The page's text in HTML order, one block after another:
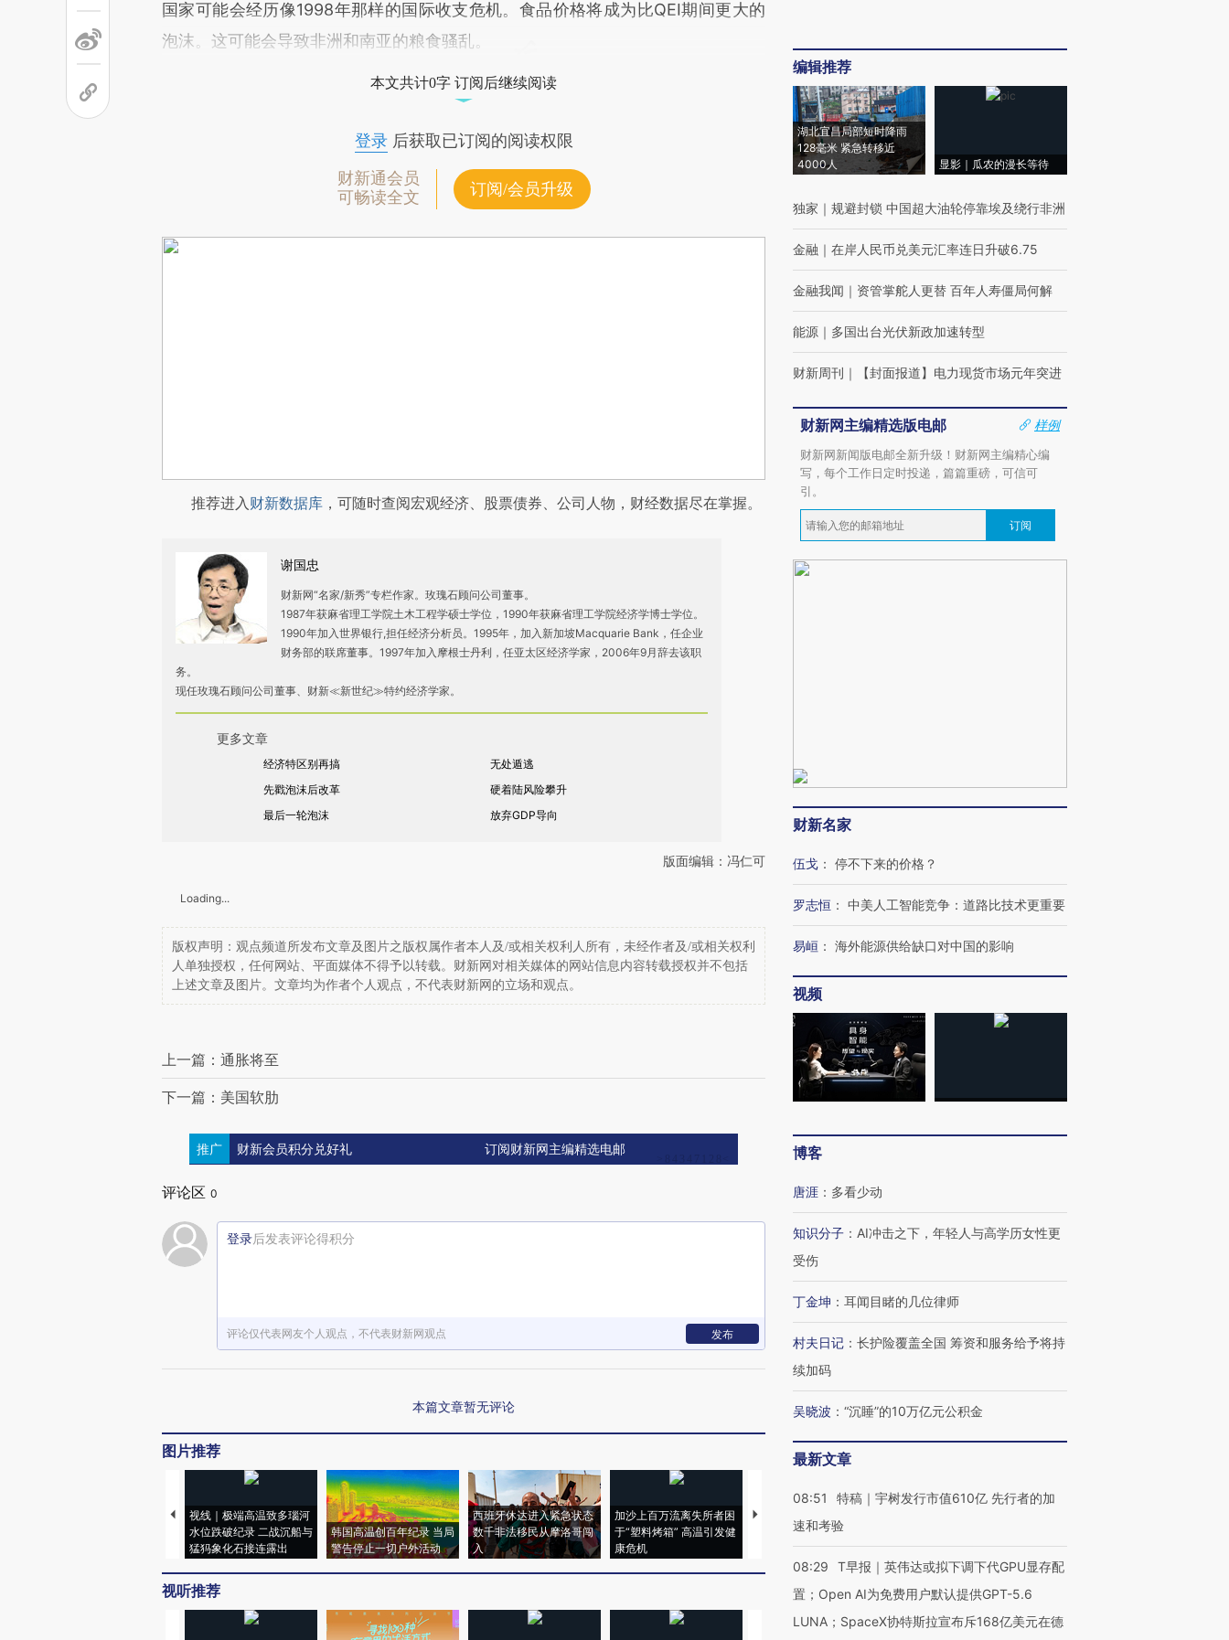
国家可能会经历像1998年那样的国际收支危机。食品价格将成为比QEI期间更大的
泡沫。这可能会导致非洲和南亚的粮食骚乱。
本文共计0字 订阅后继续阅读
登录后获取已订阅的阅读权限
财新通会员
可畅读全文
订阅/会员升级
推荐进入财新数据库 ，可随时查阅宏观经济、股票债券、公司人物，财经数据尽在掌握。
谢国忠
财新网“名家/新秀”专栏作家。玫瑰石顾问公司董事。
1987年获麻省理工学院土木工程学硕士学位，1990年获麻省理工学院经济学博士学位。
1990年加入世界银行,担任经济分析员。1995年，加入新加坡Macquarie Bank，任企业
财务部的联席董事。1997年加入摩根士丹利，任亚太区经济学家，2006年9月辞去该职
务。
现任玫瑰石顾问公司董事、财新≪新世纪≫特约经济学家。
更多文章
经济特区别再搞
无处遁逃
先戳泡沫后改革
硬着陆风险攀升
最后一轮泡沫
放弃GDP导向
版面编辑：冯仁可
Loading...
版权声明：观点频道所发布文章及图片之版权属作者本人及/或相关权利人所有，未经作者及/或相关权利
人单独授权，任何网站、平面媒体不得予以转载。财新网对相关媒体的网站信息内容转载授权并不包括
上述文章及图片。文章均为作者个人观点，不代表财新网的立场和观点。
上一篇：通胀将至
下一篇：美国软肋
推广 财新会员积分兑好礼 订阅财新网主编精选电邮
评论区 0
登录后发表评论得积分
评论仅代表网友个人观点，不代表财新网观点 发布
本篇文章暂无评论
图片推荐
视线｜极端高温致多瑙河
水位跌破纪录 二战沉船与
猛犸象化石接连露出
韩国高温创百年纪录 当局
警告停止一切户外活动
西班牙休达进入紧急状态
数千非法移民从摩洛哥闯
入
加沙上百万流离失所者困
于“塑料烤箱” 高温引发健
康危机
视线｜HYROX的吸金
术：是什么让中产们甘
心“花钱找虐”？
毒品
育部长拱下台
视听推荐
编辑推荐
湖北宜昌局部短时降雨
128毫米 紧急转移近
4000人
显影｜瓜农的漫长等待
独家 ｜ 规避封锁 中国超大油轮停靠埃及绕行非洲
金融 ｜ 在岸人民币兑美元汇率连日升破6.75
金融我闻 ｜ 资管掌舵人更替 百年人寿僵局何解
能源 ｜ 多国出台光伏新政加速转型
财新周刊 ｜ 【封面报道】电力现货市场元年突进
财新网主编精选版电邮
样例
财新网新闻版电邮全新升级！财新网主编精心编
写，每个工作日定时投递，篇篇重磅，可信可
引。
订阅
财新名家
伍戈 ： 停不下来的价格？
罗志恒 ： 中美人工智能竞争：道路比技术更重要
易峘 ： 海外能源供给缺口对中国的影响
视频
博客
唐涯 ： 多看少动
知识分子 ： AI冲击之下，年轻人与高学历女性更
受伤
丁金坤 ： 耳闻目睹的几位律师
村夫日记 ： 长护险覆盖全国 筹资和服务给予将持
续加码
吴晓波 ： “沉睡”的10万亿元公积金
最新文章
08:51
特稿｜宇树发行市值610亿 先行者的加
速和考验
08:29
T早报｜英伟达或拟下调下代GPU显存配
置；Open AI为免费用户默认提供GPT-5.6
LUNA；SpaceX协特斯拉宣布斥168亿美元在德